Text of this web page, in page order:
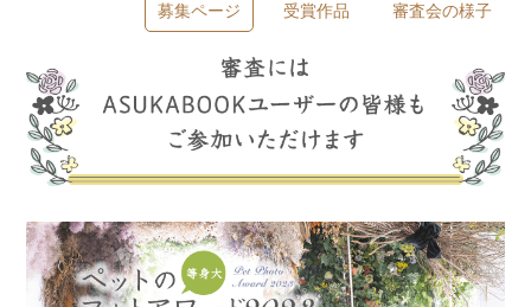
募集ページ 受賞作品 審査会の様子